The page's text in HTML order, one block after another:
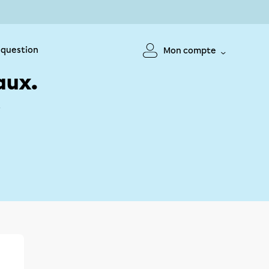
Mon compte